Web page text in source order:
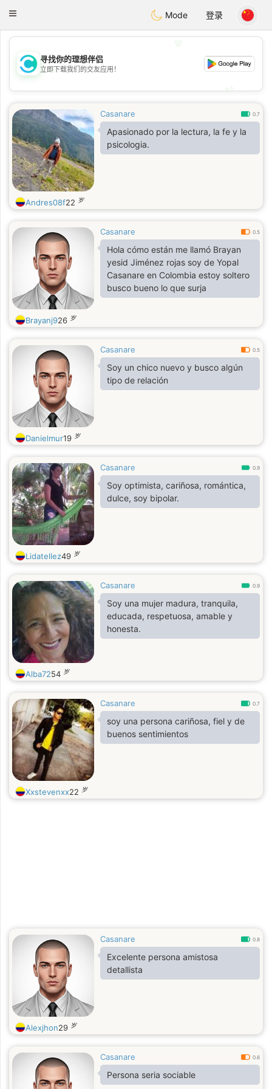
Citas
Toggle
Mode 登录
💖
💕
寻找你的理想伴侣
立即下载我们的交友应用！
Casanare 0.7
Apasionado por la lectura, la fe y la
psicologia.
Andres08f22 岁
Casanare 0.5
Hola cómo están me llamó Brayan
yesid Jiménez rojas soy de Yopal
Casanare en Colombia estoy soltero
busco bueno lo que surja
Brayanj926 岁
Casanare 0.5
Soy un chico nuevo y busco algún
tipo de relación
Danielmur19 岁
Casanare 0.9
Soy optimista, cariñosa, romántica,
dulce, soy bipolar.
Lidatellez49 岁
Casanare 0.9
Soy una mujer madura, tranquila,
educada, respetuosa, amable y
honesta.
Alba7254 岁
Casanare 0.7
soy una persona cariñosa, fiel y de
buenos sentimientos
Xxstevenxx22 岁
Casanare 0.8
Excelente persona amistosa
detallista
Alexjhon29 岁
Casanare 0.6
Persona seria sociable